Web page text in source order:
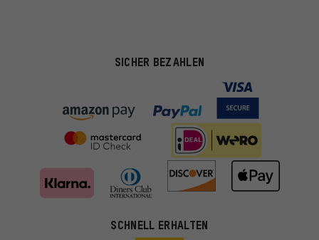
SICHER BEZAHLEN
SCHNELL ERHALTEN
Du bekommst, statt zufälliger Werbung, genauer passende